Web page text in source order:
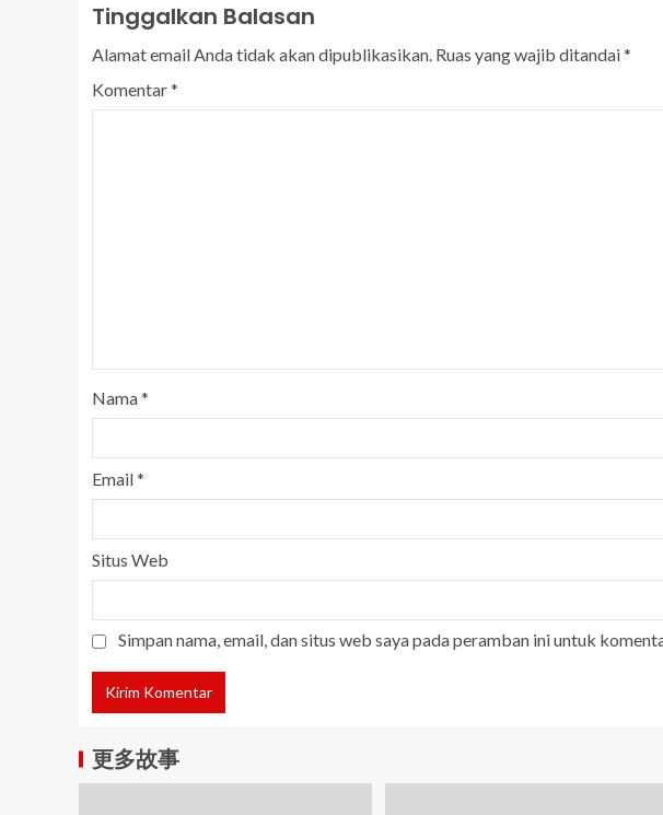
Tinggalkan Balasan
Alamat email Anda tidak akan dipublikasikan. Ruas yang wajib ditandai*
Komentar*
Nama*
Email*
Situs Web
Simpan nama, email, dan situs web saya pada peramban ini untuk
更多故事